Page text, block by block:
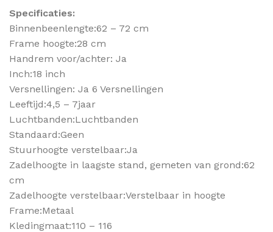
Specificaties:
Binnenbeenlengte:62 – 72 cm
Frame hoogte:28 cm
Handrem voor/achter: Ja
Inch:18 inch
Versnellingen: Ja 6 Versnellingen
Leeftijd:4,5 – 7jaar
Luchtbanden:Luchtbanden
Standaard:Geen
Stuurhoogte verstelbaar:Ja
Zadelhoogte in laagste stand, gemeten van grond:62
cm
Zadelhoogte verstelbaar:Verstelbaar in hoogte
Frame:Metaal
Kledingmaat:110 – 116